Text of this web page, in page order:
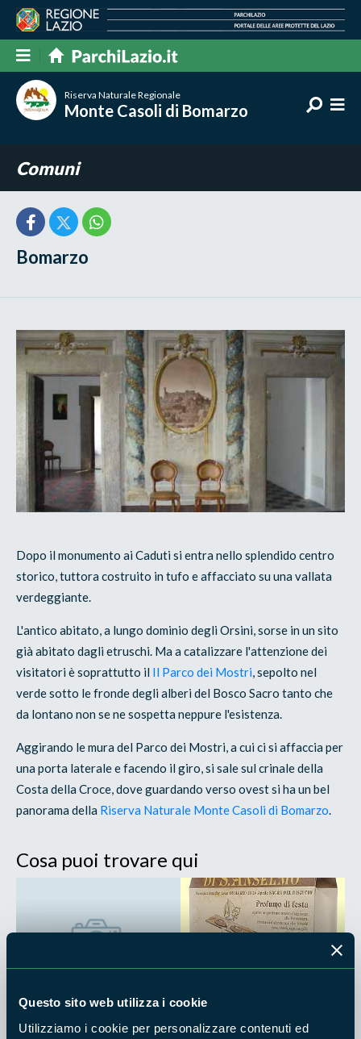
Questo sito web utilizza i cookie
Utilizziamo i cookie per personalizzare contenuti ed
Riserva Naturale Regionale
Monte Casoli di Bomarzo
Comuni
Bomarzo
Dopo il monumento ai Caduti si entra nello splendido centro
storico, tuttora costruito in tufo e affacciato su una vallata
verdeggiante.
L'antico abitato, a lungo dominio degli Orsini, sorse in un sito
già abitato dagli etruschi. Ma a catalizzare l'attenzione dei
visitatori è soprattutto il Il Parco dei Mostri, sepolto nel
verde sotto le fronde degli alberi del Bosco Sacro tanto che
da lontano non se ne sospetta neppure l'esistenza.
Aggirando le mura del Parco dei Mostri, a cui ci si affaccia per
una porta laterale e facendo il giro, si sale sul crinale della
Costa della Croce, dove guardando verso ovest si ha un bel
panorama della Riserva Naturale Monte Casoli di Bomarzo.
Cosa puoi trovare qui
ARCHEOLOGIA E ARTE
"Sacro Bosco"
TRADIZIONE E FOLKLORE
Palio di S. Anselmo